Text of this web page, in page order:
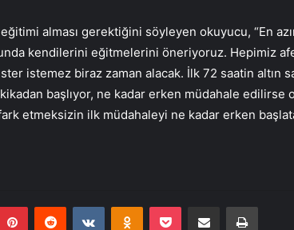
alması gerektiğini söyleyen okuyucu, “En
kendilerini eğitmelerini öneriyoruz. Hepimiz
istemez biraz zaman alacak. İlk 72 saatin altın
başlıyor, ne kadar erken müdahale edilirse
etmeksizin ilk müdahaleyi ne kadar erken
PinterestReddit VKontakteOdnoklassniki
Pocket E-Posta ile paylaş Yazdır